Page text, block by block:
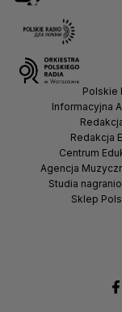
Polskie
Informacyjna
Redakcja
Centrum
Agencja
Studia
Sklep